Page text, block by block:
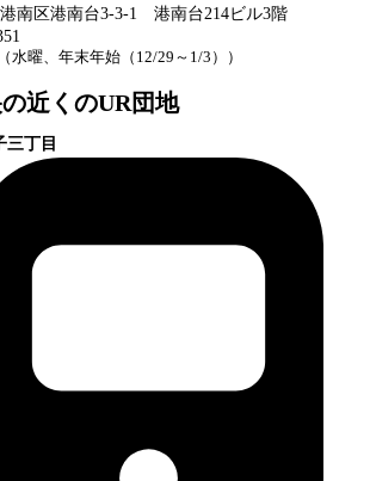
南区港南台3-3-1 港南台214ビル3階
（水曜、年末年始（12/29～1/3） ）
の近くのUR団地
三丁目